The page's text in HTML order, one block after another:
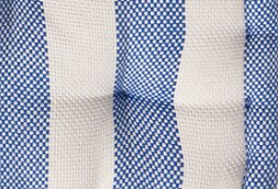
Stavanger og Sandnes -
Lars Hertervigs gate 6, 4005
Åpent i dag 10-20
0 i butikk